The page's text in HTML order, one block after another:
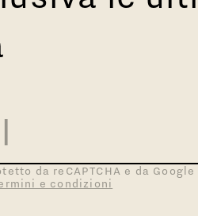
da reCAPTCHA e da
e condizioni